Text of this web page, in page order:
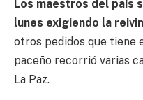
Los maestros del país
lunes exigiendo la
otros pedidos que tiene
paceño recorrió varias
La Paz.